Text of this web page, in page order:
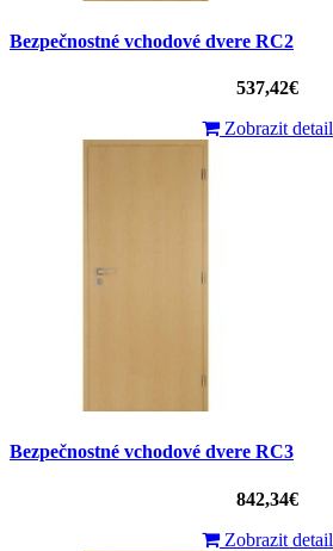
Bezpečnostné vchodové dvere RC2
537,42€
Zobrazit detail
Bezpečnostné vchodové dvere RC3
842,34€
Zobrazit detail